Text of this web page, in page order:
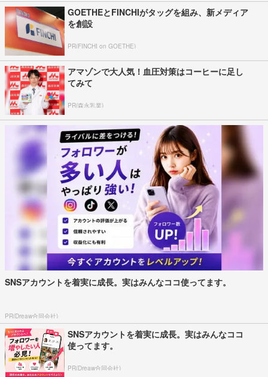
GOETHEとFINCHIがタッグを組み、新メディア
を創設
PR(FINCHI on GOETHE)
アマゾンで大人気！血圧対策はコーヒーに足し
てみて
PR(森永乳業)
SNSアカウントを着実に成長。実はみんなココ使ってます。
PR(Dreaw合同会社)
SNSアカウントを着実に成長。実はみんなココ
使ってます。
PR(Dreaw合同会社)